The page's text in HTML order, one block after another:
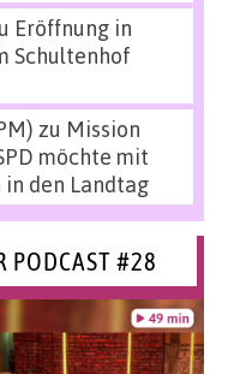
Eröffnung in
Schultenhof
zu Mission
möchte mit
den Landtag
PODCAST #28